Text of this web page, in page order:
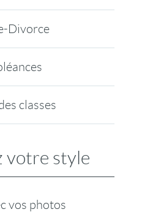
Divorce
classes
votre style
vos photos